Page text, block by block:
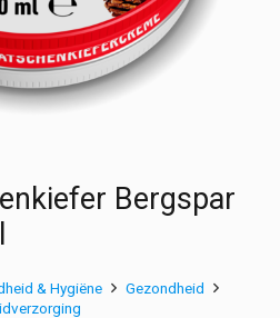
Bergspar
& Hygiëne
Gezondheid